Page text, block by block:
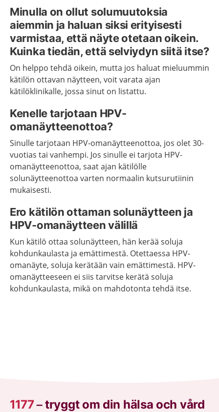
Minulla on ollut solumuutoksia
aiemmin ja haluan siksi erityisesti
varmistaa, että näyte otetaan oikein.
Kuinka tiedän, että selviydyn siitä itse?
On helppo tehdä oikein, mutta jos haluat mieluummin
kätilön ottavan näytteen, voit varata ajan
kätilöklinikalle, jossa sinut on listattu.
Kenelle tarjotaan HPV-
omanäytteenottoa?
Sinulle tarjotaan HPV-omanäytteenottoa, jos olet 30-
vuotias tai vanhempi. Jos sinulle ei tarjota HPV-
omanäytteenottoa, saat ajan kätilölle
solunäytteenottoa varten normaalin kutsurutiinin
mukaisesti.
Ero kätilön ottaman solunäytteen ja
HPV-omanäytteen välillä
Kun kätilö ottaa solunäytteen, hän kerää soluja
kohdunkaulasta ja emättimestä. Otettaessa HPV-
omanäyte, soluja kerätään vain emättimestä. HPV-
omanäytteeseen ei siis tarvitse kerätä soluja
kohdunkaulasta, mikä on mahdotonta tehdä itse.
1177–tryggt om din hälsa och vård